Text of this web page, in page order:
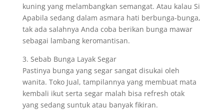
kuning yang melambangkan semangat. Atau kalau Si
Apabila sedang dalam asmara hati berbunga-bunga,
tak ada salahnya Anda coba berikan bunga mawar
sebagai lambang keromantisan.
3. Sebab Bunga Layak Segar
Pastinya bunga yang segar sangat disukai oleh
wanita. Toko Jual, tampilannya yang membuat mata
kembali ikut serta segar malah bisa refresh otak
yang sedang suntuk atau banyak fikiran.